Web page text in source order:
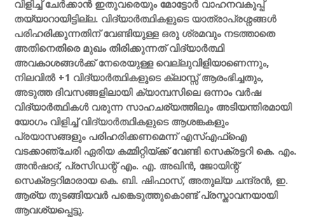
വിളിച്ച് ചേർക്കാൻ ഇതുവരെയും മോട്ടോർ വാഹനവകുപ്പ്
തയ്യാറായിട്ടില്ല. വിദ്യാർത്ഥികളുടെ യാത്രാപ്രശ്നങ്ങൾ
പരിഹരിക്കുന്നതിന് വേണ്ടിയുള്ള ഒരു ശ്രമവും നടത്താതെ
അതിനെതിരെ മുഖം തിരിക്കുന്നത് വിദ്യാർത്ഥി
അവകാശങ്ങൾക്ക് നേരെയുള്ള വെല്ലുവിളിയാണെന്നും,
നിലവിൽ +1 വിദ്യാർത്ഥികളുടെ ക്ലാസ്സ് ആരംഭിച്ചതും,
അടുത്ത ദിവസങ്ങളിലായി ക്യാമ്പസിലെ ഒന്നാം വർഷ
വിദ്യാർത്ഥികൾ വരുന്ന സാഹചര്യത്തിലും അടിയന്തിരമായി
യോഗം വിളിച്ച് വിദ്യാർത്ഥികളുടെ ആശങ്കകളും
പ്രയാസങ്ങളും പരിഹരിക്കണമെന്ന് എസ്എഫ്ഐ
വടക്കാഞ്ചേരി ഏരിയ കമ്മിറ്റിയ്ക്ക് വേണ്ടി സെക്രട്ടറി കെ. എം.
അൻഷാദ്, പ്രസിഡന്റ്‌ എം. എ. അഖിൻ, ജോയിന്റ്
സെക്രട്ടറിമാരായ കെ. ബി. ഷിഫാസ്, അതുല്യ ചന്ദ്രൻ, ഇ.
ആര്യ തുടങ്ങിയവർ പങ്കെടുത്തുകൊണ്ട് പ്രസ്താവനയായി
ആവശ്യപ്പെട്ടു.